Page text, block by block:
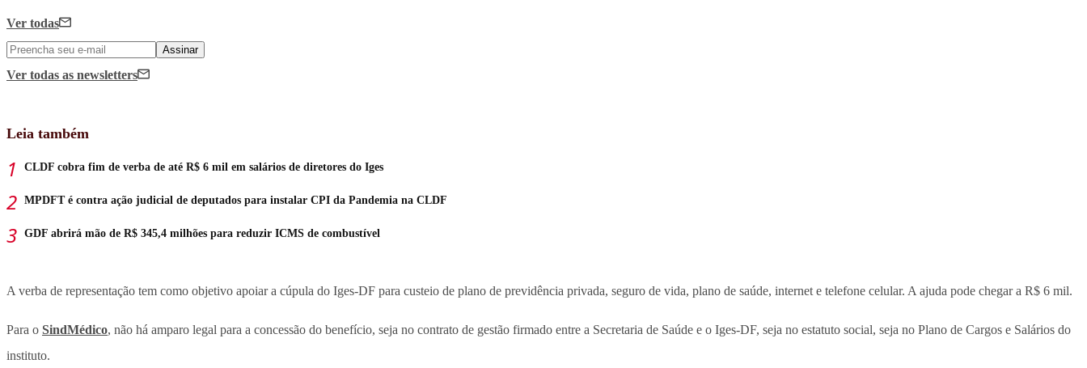
Ver todas
Assinar
Ver todas as newsletters
Leia também
CLDF cobra fim de verba de até R$ 6 mil em salários de diretores do Iges
MPDFT é contra ação judicial de deputados para instalar CPI da Pandemia na CLDF
GDF abrirá mão de R$ 345,4 milhões para reduzir ICMS de combustível
A verba de representação tem como objetivo apoiar a cúpula do Iges-DF para custeio de plano de previdência privada, seguro de vida, plano de saúde, internet e telefone celular. A ajuda pode chegar a R$ 6 mil.
Para o SindMédico, não há amparo legal para a concessão do benefício, seja no contrato de gestão firmado entre a Secretaria de Saúde e o Iges-DF, seja no estatuto social, seja no Plano de Cargos e Salários do
instituto.